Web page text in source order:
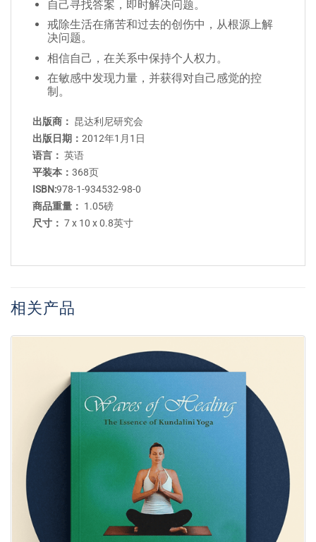
自己寻找答案，即时解决问题。
戒除生活在痛苦和过去的创伤中，从根源上解
决问题。
相信自己，在关系中保持个人权力。
在敏感中发现力量，并获得对自己感觉的控
制。
出版商： 昆达利尼研究会
出版日期： 2012年1月1日
语言： 英语
平装本： 368页
ISBN:978-1-934532-98-0
商品重量： 1.05磅
尺寸： 7 x 10 x 0.8英寸
相关产品